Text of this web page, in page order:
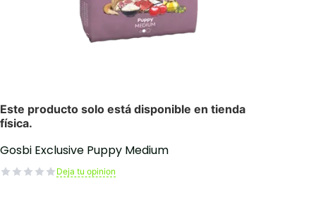
Gosbi Exclusive Puppy Medium
Deja tu opinion